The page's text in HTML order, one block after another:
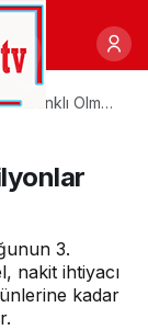
Olma
Tercih
3.
nakit ihtiyacı
kadar
Paylaş